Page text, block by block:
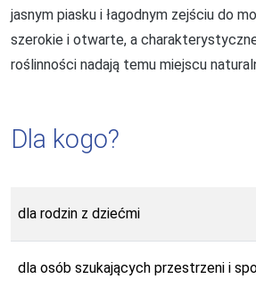
jasnym piasku i łagodnym zejściu do
szerokie i otwarte, a
roślinności nadają temu miejscu
Dla kogo?
dla rodzin z dziećmi
dla osób szukających przestrzeni i